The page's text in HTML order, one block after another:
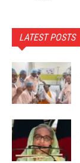
LATEST POSTS